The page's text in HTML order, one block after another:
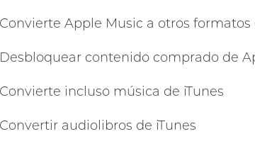
Apple Music a otros
contenido comprado de
incluso música de iTunes
audiolibros de iTunes